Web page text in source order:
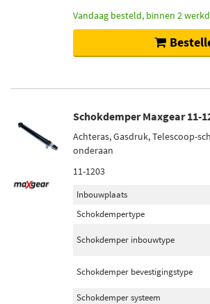
Vandaag besteld, binnen 2
Schokdemper Maxgear 11-
Achteras, Gasdruk, Telescoop-
onderaan
11-1203
Inbouwplaats
Schokdempertype
Schokdemper inbouwtype
Schokdemper bevestigingstype
Schokdemper systeem